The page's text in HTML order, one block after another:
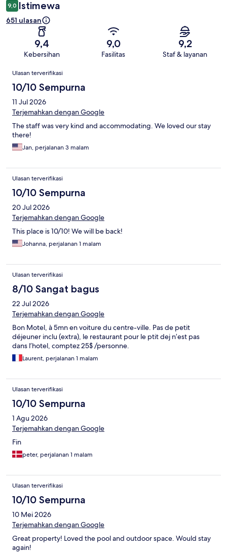
9,0 Istimewa
651 ulasan
9,4
Kebersihan
9,0
Fasilitas
9,2
Staf & layanan
Ulasan
Ulasan terverifikasi
10/10 Sempurna
11 Jul 2026
Terjemahkan dengan Google
The staff was very kind and accommodating. We loved our stay
there!
Jan, perjalanan 3 malam
Ulasan terverifikasi
10/10 Sempurna
20 Jul 2026
Terjemahkan dengan Google
This place is 10/10! We will be back!
Johanna, perjalanan 1 malam
Ulasan terverifikasi
8/10 Sangat bagus
22 Jul 2026
Terjemahkan dengan Google
Bon Motel, à 5mn en voiture du centre-ville. Pas de petit
déjeuner inclu (extra), le restaurant pour le ptit dej n’est pas
dans l’hotel, comptez 25$ /personne.
Laurent, perjalanan 1 malam
Ulasan terverifikasi
10/10 Sempurna
1 Agu 2026
Terjemahkan dengan Google
Fin
peter, perjalanan 1 malam
Ulasan terverifikasi
10/10 Sempurna
10 Mei 2026
Terjemahkan dengan Google
Great property! Loved the pool and outdoor space. Would stay
again!